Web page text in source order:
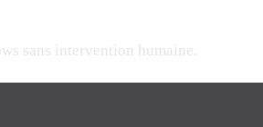
sans intervention humaine.